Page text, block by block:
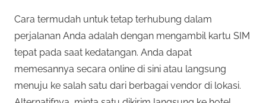
Cara termudah untuk tetap terhubung dalam
perjalanan Anda adalah dengan mengambil kartu SIM
tepat pada saat kedatangan. Anda dapat
memesannya secara online di sini atau langsung
menuju ke salah satu dari berbagai vendor di lokasi.